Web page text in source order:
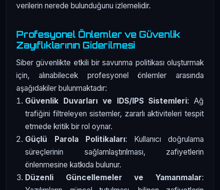
verilerin nerede bulunduğunu izlemelidir.
Profesyonel Önlemler ve Güvenlik
Zayıflıklarının Giderilmesi
Siber güvenlikte etkili bir savunma politikası oluşturmak
için, alınabilecek profesyonel önlemler arasında
aşağıdakiler bulunmaktadır:
Güvenlik Duvarları ve IDS/IPS Sistemleri: Ağ
trafiğini filtreleyen sistemler, zararlı aktiviteleri tespit
etmede kritik bir rol oynar.
Güçlü Parola Politikaları: Kullanıcı doğrulama
süreçlerinin sağlamlaştırılması, zafiyetlerin
önlenmesine katkıda bulunur.
Düzenli Güncellemeler ve Yamanmalar: